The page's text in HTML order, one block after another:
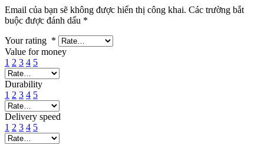
Email của bạn sẽ không được hiển thị công khai. Các trường bắt
buộc được đánh dấu *
Your rating *
Value for money
1 2 3 4 5
Durability
1 2 3 4 5
Delivery speed
1 2 3 4 5